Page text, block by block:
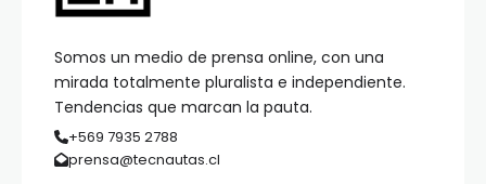
Somos un medio de prensa online, con una
mirada totalmente pluralista e independiente.
Tendencias que marcan la pauta.
+569 7935 2788
prensa@tecnautas.cl